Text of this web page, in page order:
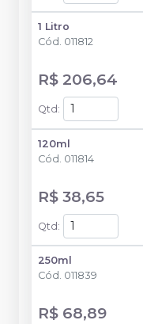
1 Litro
Cód. 011812
R$ 206,64
Qtd :
120ml
Cód. 011814
R$ 38,65
Qtd:
250ml
Cód. 011839
R$ 68,89